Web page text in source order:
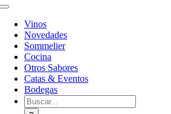
Toggle
NavigationVinos
Novedades
Sommelier
Cocina
Otros Sabores
Catas & Eventos
Bodegas
Buscar: